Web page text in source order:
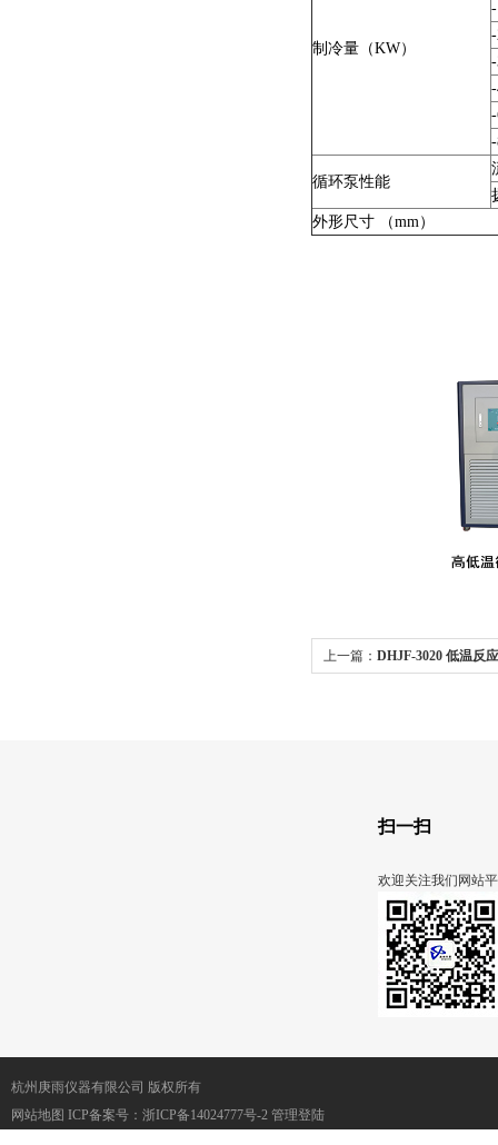
制冷量（KW）
循环泵性能
外形尺寸 （mm）
上一篇： DHJF-3020 低温反
扫一扫
欢迎关注我们网站
杭州庚雨仪器有限公司 版权所有
网站地图 ICP备案号： 浙ICP备14024777号-2 管理登陆